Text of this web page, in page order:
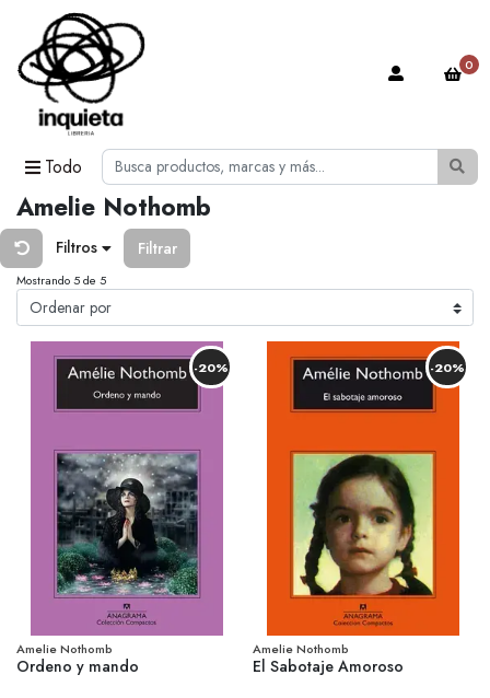
Todo
0
Amelie Nothomb
Filtros Filtrar
Mostrando 5 de 5
-20%
Amelie Nothomb
Ordeno y mando
-20%
Amelie Nothomb
El Sabotaje Amoroso